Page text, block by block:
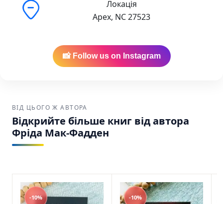
Локація
Apex, NC 27523
📸 Follow us on Instagram
ВІД ЦЬОГО Ж АВТОРА
Відкрийте більше книг від автора
Фріда Мак-Фадден
-10% -10%